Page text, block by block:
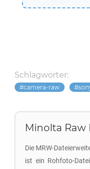
Schlagwörter:
camera-raw
Minolta Raw
Die MRW-
ist ein Rohfoto-